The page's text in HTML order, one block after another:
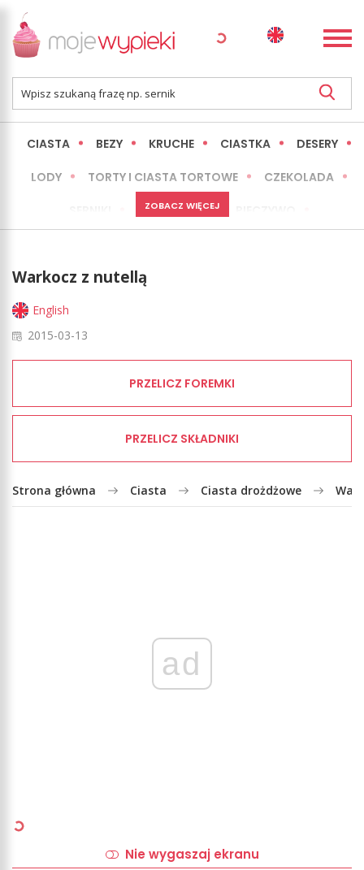
CIASTA BEZY KRUCHE CIASTKA DESERY
LODY TORTY I CIASTA TORTOWE CZEKOLADA
MINI WYPIEKI
LŻEJSZE / ZDROWSZE
ZOBACZ WIĘCEJ
Warkocz z nutellą
English
2015-03-13
PRZELICZ FOREMKI
PRZELICZ SKŁADNIKI
Strona główna Ciasta Ciasta drożdżowe
ad
Nie wygaszaj ekranu